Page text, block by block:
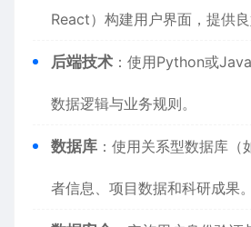
React）构建用户界面，提供良
后端技术 ：使用Python或
数据逻辑与业务规则。
数据库 ：使用关系型数据库
者信息、项目数据和科研成果。